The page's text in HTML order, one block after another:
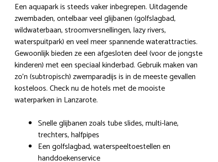
Een aquapark is steeds vaker inbegrepen. Uitdagende
zwembaden, ontelbaar veel glijbanen (golfslagbad,
wildwaterbaan, stroomversnellingen, lazy rivers,
waterspuitpark) en veel meer spannende waterattracties.
Gewoonlijk bieden ze een afgesloten deel (voor de jongste
kinderen) met een speciaal kinderbad. Gebruik maken van
zo’n (subtropisch) zwemparadijs is in de meeste gevallen
kosteloos. Check nu de hotels met de mooiste
waterparken in Lanzarote.
Snelle glijbanen zoals tube slides, multi-lane,
trechters, halfpipes
Een golfslagbad, waterspeeltoestellen en
handdoekenservice